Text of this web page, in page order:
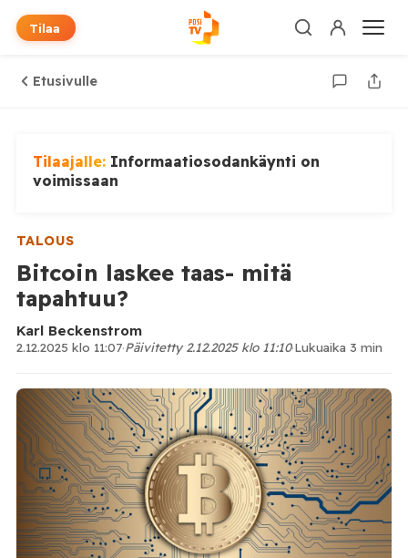
Tilaa
Etusivulle
Tilaajalle: Informaatiosodankäynti on
voimissaan
TALOUS
Bitcoin laskee taas- mitä
tapahtuu?
Karl Beckenstrom
2.12.2025 klo 11:07·Päivitetty 2.12.2025 klo 11:10·Lukuaika 3 min